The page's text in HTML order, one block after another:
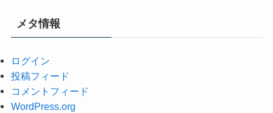
メタ情報
ログイン
投稿フィード
コメントフィード
WordPress.org